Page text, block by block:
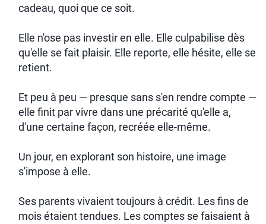
cadeau, quoi que ce soit.
Elle n'ose pas investir en elle. Elle culpabilise dès
qu'elle se fait plaisir. Elle reporte, elle hésite, elle se
retient.
Et peu à peu — presque sans s'en rendre compte —
elle finit par vivre dans une précarité qu'elle a,
d'une certaine façon, recréée elle-même.
Un jour, en explorant son histoire, une image
s'impose à elle.
Ses parents vivaient toujours à crédit. Les fins de
mois étaient tendues. Les comptes se faisaient à